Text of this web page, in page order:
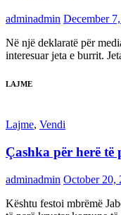
adminadmin December
Në një deklaratë për
interesuar jeta e burrit.
LAJME
Lajme, Vendi
Çashka për herë
adminadmin October 20,
Kështu festoi mbrëmë